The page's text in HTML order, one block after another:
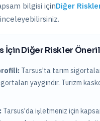
bilgisi içinDiğer
inceleyebilirsiniz.
İçinDiğer Riskler
Tarsus'ta tarım
yaygındır. Turizm
Tarsus'da işletmeniz için